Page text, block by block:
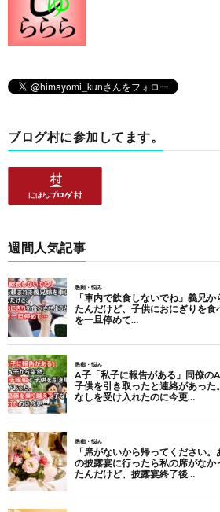
ブログ村に参加してます。
週間人気記事